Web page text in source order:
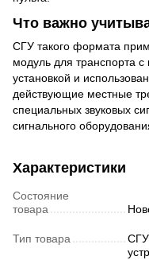
Что важно
СГУ такого формата
модуль для транспорта
установкой и
действующие местные
специальных звуковых
сигнального
Характеристики
Состояние
товара
Тип товара
СГУ